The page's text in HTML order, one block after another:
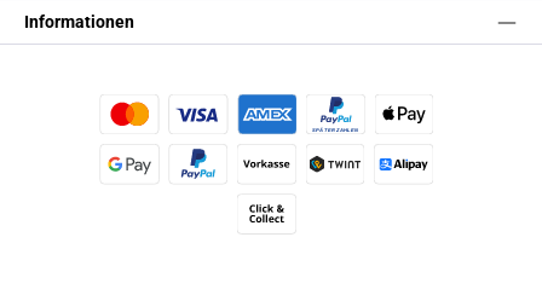
Informationen
Kredit- oder Debitkarte Später BezahlenApple Pay
Vorkasse